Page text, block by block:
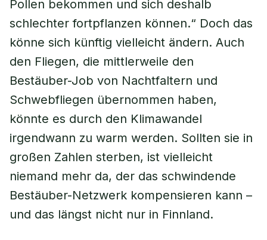
Pollen bekommen und sich deshalb
schlechter fortpflanzen können.“ Doch das
könne sich künftig vielleicht ändern. Auch
den Fliegen, die mittlerweile den
Bestäuber-Job von Nachtfaltern und
Schwebfliegen übernommen haben,
könnte es durch den Klimawandel
irgendwann zu warm werden. Sollten sie in
großen Zahlen sterben, ist vielleicht
niemand mehr da, der das schwindende
Bestäuber-Netzwerk kompensieren kann –
und das längst nicht nur in Finnland.